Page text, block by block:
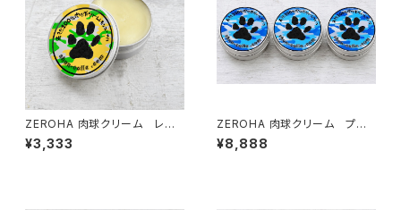
ZEROHA 肉球クリーム レモ
ンユーカリの香りタイプ 犬猫
用 約33g
¥3,333
ZEROHA 肉球クリーム プレ
ーン(無香料)タイプ 犬猫用
約33g×3個セット
¥8,888